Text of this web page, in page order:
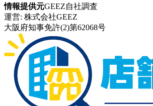
情報提供元GEEZ自社調査
運営: 株式会社GEEZ
大阪府知事免許(2)第62068号